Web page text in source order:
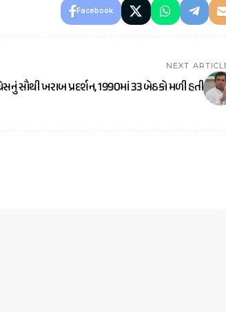
Facebook
NEXT
સૌથી ખરાબ પ્રદર્શન, 1990માં 33 બેઠકો મળી હતી